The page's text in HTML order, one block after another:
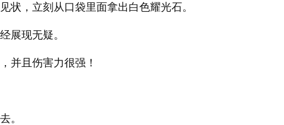
状，立刻从口袋里面拿出白色耀光石。
展现无疑。
并且伤害力很强！
。